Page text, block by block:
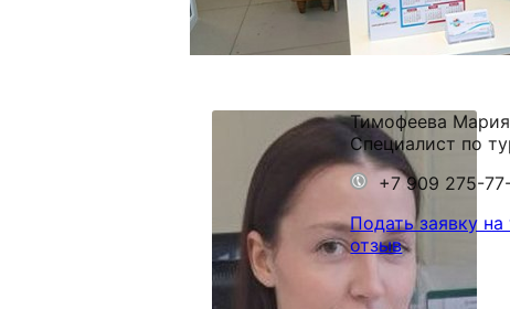
Тимофеева Мария
Специалист по
+7 909 275-
Подать заявку на
отзыв